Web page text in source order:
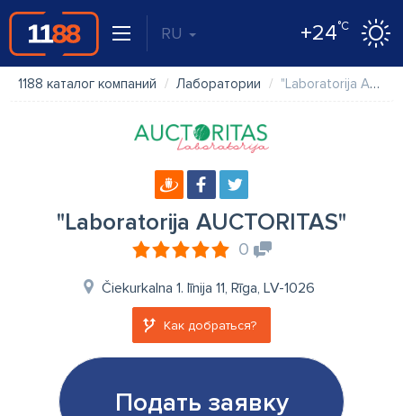
RU +24°C
1188 каталог компаний Лаборатории "Laboratorija AUCTORITAS"
"Laboratorija AUCTORITAS"
0
Čiekurkalna 1. līnija 11, Rīga, LV-1026
Как добраться?
Подать заявку